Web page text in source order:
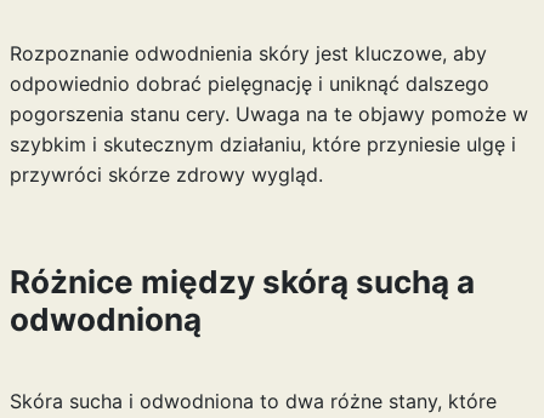
Rozpoznanie odwodnienia skóry jest kluczowe, aby
odpowiednio dobrać pielęgnację i uniknąć dalszego
pogorszenia stanu cery. Uwaga na te objawy pomoże w
szybkim i skutecznym działaniu, które przyniesie ulgę i
przywróci skórze zdrowy wygląd.
Różnice między skórą suchą a
odwodnioną
Skóra sucha i odwodniona to dwa różne stany, które